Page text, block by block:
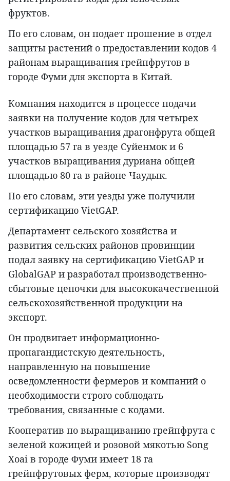
фруктов.
По его словам, он подает прошение в отдел
защиты растений о предоставлении кодов 4
районам выращивания грейпфрутов в
городе Фуми для экспорта в Китай.
Компания находится в процессе подачи
заявки на получение кодов для четырех
участков выращивания драгонфрута общей
площадью 57 га в уезде Суйенмок и 6
участков выращивания дуриана общей
площадью 80 га в районе Чаудык.
По его словам, эти уезды уже получили
сертификацию VietGAP.
Департамент сельского хозяйства и
развития сельских районов провинции
подал заявку на сертификацию VietGAP и
GlobalGAP и разработал производственно-
сбытовые цепочки для высококачественной
сельскохозяйственной продукции на
экспорт.
Он продвигает информационно-
пропагандистскую деятельность,
направленную на повышение
осведомленности фермеров и компаний о
необходимости строго соблюдать
требования, связанные с кодами.
Кооператив по выращиванию грейпфрута с
зеленой кожицей и розовой мякотью Song
Xoai в городе Фуми имеет 18 га
грейпфрутовых ферм, которые производят